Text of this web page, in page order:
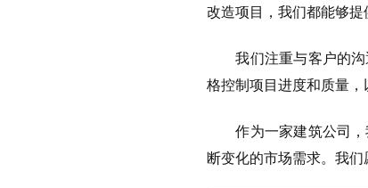
改造项目，我们都能够提
我们注重与客户的沟
格控制项目进度和质量，
作为一家建筑公司，
断变化的市场需求。我们